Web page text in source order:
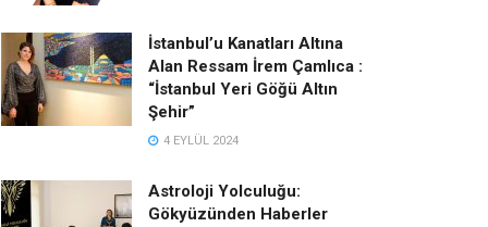
İstanbul’u Kanatları Altına
Alan Ressam İrem Çamlıca :
“İstanbul Yeri Göğü Altın
Şehir”
4 EYLÜL 2024
Astroloji Yolculuğu:
Gökyüzünden Haberler